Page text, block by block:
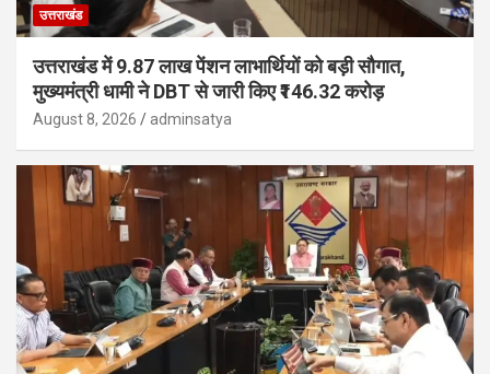
उत्तराखंड
उत्तराखंड में 9.87 लाख पेंशन लाभार्थियों को बड़ी सौगात,
मुख्यमंत्री धामी ने DBT से जारी किए ₹146.32 करोड़
August 8, 2026 adminsatya